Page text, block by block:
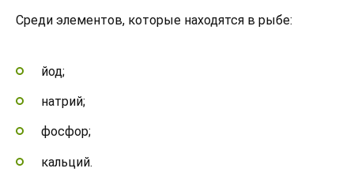
Среди элементов, которые находятся в рыбе:
йод;
натрий;
фосфор;
кальций.